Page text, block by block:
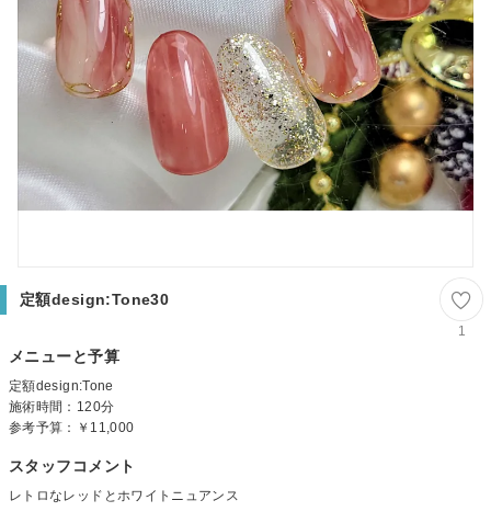
定額design:Tone30
1
メニューと予算
定額design:Tone
施術時間：120分
参考予算：
￥11,000
スタッフコメント
レトロなレッドとホワイトニュアンス